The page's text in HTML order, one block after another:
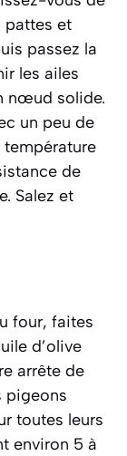
pattes et
passez la
les ailes
nœud solide.
un peu de
de
Salez et
four, faites
d’olive
arrête de
pigeons
toutes leurs
environ 5 à